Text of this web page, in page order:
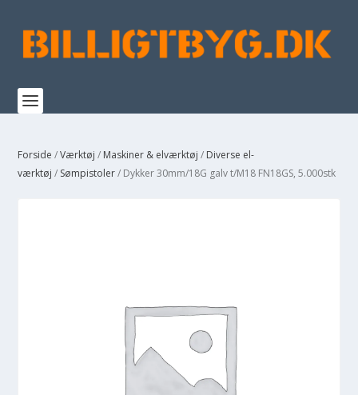
Forside /Værktøj / Maskiner & elværktøj / Diverse el-
værktøj / Sømpistoler/ Dykker 30mm/18G galv t/M18 FN18GS, 5.000stk